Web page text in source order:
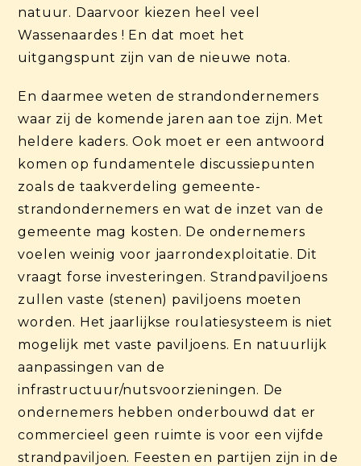
natuur. Daarvoor kiezen heel veel
Wassenaardes ! En dat moet het
uitgangspunt zijn van de nieuwe nota.
En daarmee weten de strandondernemers
waar zij de komende jaren aan toe zijn. Met
heldere kaders. Ook moet er een antwoord
komen op fundamentele discussiepunten
zoals de taakverdeling gemeente-
strandondernemers en wat de inzet van de
gemeente mag kosten. De ondernemers
voelen weinig voor jaarrondexploitatie. Dit
vraagt forse investeringen. Strandpaviljoens
zullen vaste (stenen) paviljoens moeten
worden. Het jaarlijkse roulatiesysteem is niet
mogelijk met vaste paviljoens. En natuurlijk
aanpassingen van de
infrastructuur/nutsvoorzieningen. De
ondernemers hebben onderbouwd dat er
commercieel geen ruimte is voor een vijfde
strandpaviljoen. Feesten en partijen zijn in de